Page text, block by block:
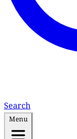
Search
Menu